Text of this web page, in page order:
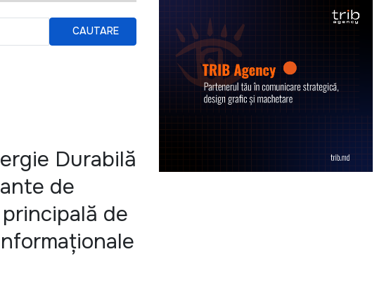
CAUTARE
Durabilă
de
de